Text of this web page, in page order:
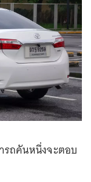
รถคันหนึ่งจะตอบ